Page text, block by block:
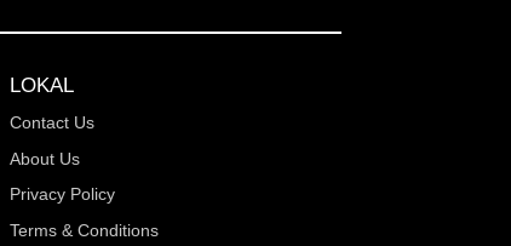
LOKAL
Contact Us
About Us
Privacy Policy
Terms & Conditions